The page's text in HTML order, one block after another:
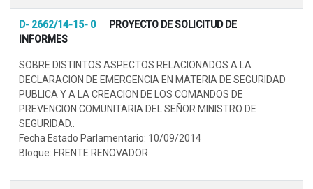
D- 2662/14-15- 0
PROYECTO DE SOLICITUD DE
INFORMES
SOBRE DISTINTOS ASPECTOS RELACIONADOS A LA
DECLARACION DE EMERGENCIA EN MATERIA DE SEGURIDAD
PUBLICA Y A LA CREACION DE LOS COMANDOS DE
PREVENCION COMUNITARIA DEL SEÑOR MINISTRO DE
SEGURIDAD..
Fecha Estado Parlamentario: 10/09/2014
Bloque: FRENTE RENOVADOR